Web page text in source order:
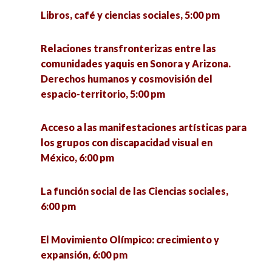
Libros, café y ciencias sociales, 5:00 pm
Relaciones transfronterizas entre las
comunidades yaquis en Sonora y Arizona.
Derechos humanos y cosmovisión del
espacio-territorio, 5:00 pm
Acceso a las manifestaciones artísticas para
los grupos con discapacidad visual en
México, 6:00 pm
La función social de las Ciencias sociales,
6:00 pm
El Movimiento Olímpico: crecimiento y
expansión, 6:00 pm